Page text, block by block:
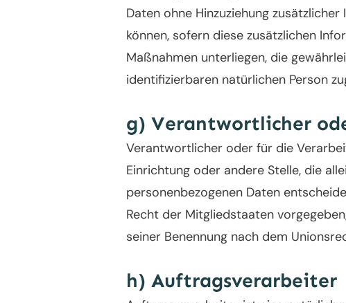
Daten ohne Hinzuziehung
können, sofern diese zusätzlichen
Maßnahmen unterliegen, die
identifizierbaren natürlichen Person
g) Verantwortlicher
Verantwortlicher oder für die
Einrichtung oder andere Stelle, die
personenbezogenen Daten
Recht der Mitgliedstaaten
seiner Benennung nach dem
h) Auftragsverarbeiter